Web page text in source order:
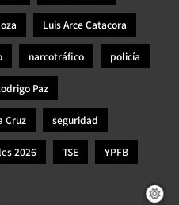
Luis Arce Catacora
narcotráfico policía
Paz
Cruz seguridad
2026 TSE YPFB